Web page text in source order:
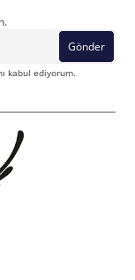
Gönder
kabul ediyorum.